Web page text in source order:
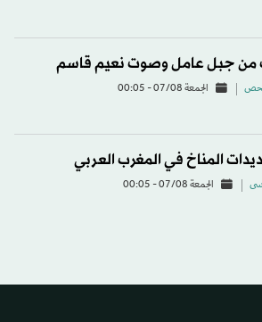
من جبل عامل وصوت نعيم قاسم
الجمعة 07/08 - 00:05
المناخ في المغرب العربي
الجمعة 07/08 - 00:05